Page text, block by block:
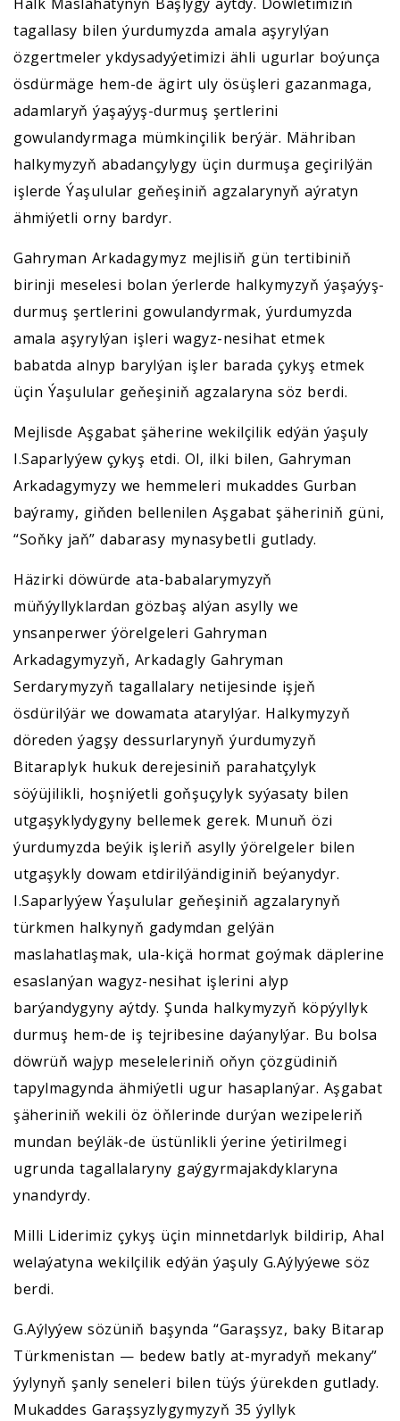
Halk Maslahatynyň Başlygy aýtdy. Döwletimiziň
tagallasy bilen ýurdumyzda amala aşyrylýan
özgertmeler ykdysadyýetimizi ähli ugurlar boýunça
ösdürmäge hem-de ägirt uly ösüşleri gazanmaga,
adamlaryň ýaşaýyş-durmuş şertlerini
gowulandyrmaga mümkinçilik berýär. Mähriban
halkymyzyň abadançylygy üçin durmuşa geçirilýän
işlerde Ýaşulular geňeşiniň agzalarynyň aýratyn
ähmiýetli orny bardyr.
Gahryman Arkadagymyz mejlisiň gün tertibiniň
birinji meselesi bolan ýerlerde halkymyzyň ýaşaýyş-
durmuş şertlerini gowulandyrmak, ýurdumyzda
amala aşyrylýan işleri wagyz-nesihat etmek
babatda alnyp barylýan işler barada çykyş etmek
üçin Ýaşulular geňeşiniň agzalaryna söz berdi.
Mejlisde Aşgabat şäherine wekilçilik edýän ýaşuly
I.Saparlyýew çykyş etdi. Ol, ilki bilen, Gahryman
Arkadagymyzy we hemmeleri mukaddes Gurban
baýramy, giňden bellenilen Aşgabat şäheriniň güni,
“Soňky jaň” dabarasy mynasybetli gutlady.
Häzirki döwürde ata-babalarymyzyň
müňýyllyklardan gözbaş alýan asylly we
ynsanperwer ýörelgeleri Gahryman
Arkadagymyzyň, Arkadagly Gahryman
Serdarymyzyň tagallalary netijesinde işjeň
ösdürilýär we dowamata atarylýar. Halkymyzyň
döreden ýagşy dessurlarynyň ýurdumyzyň
Bitaraplyk hukuk derejesiniň parahatçylyk
söýüjilikli, hoşniýetli goňşuçylyk syýasaty bilen
utgaşyklydygyny bellemek gerek. Munuň özi
ýurdumyzda beýik işleriň asylly ýörelgeler bilen
utgaşykly dowam etdirilýändiginiň beýanydyr.
I.Saparlyýew Ýaşulular geňeşiniň agzalarynyň
türkmen halkynyň gadymdan gelýän
maslahatlaşmak, ula-kiçä hormat goýmak däplerine
esaslanýan wagyz-nesihat işlerini alyp
barýandygyny aýtdy. Şunda halkymyzyň köpýyllyk
durmuş hem-de iş tejribesine daýanylýar. Bu bolsa
döwrüň wajyp meseleleriniň oňyn çözgüdiniň
tapylmagynda ähmiýetli ugur hasaplanýar. Aşgabat
şäheriniň wekili öz öňlerinde durýan wezipeleriň
mundan beýläk-de üstünlikli ýerine ýetirilmegi
ugrunda tagallalaryny gaýgyrmajakdyklaryna
ynandyrdy.
Milli Liderimiz çykyş üçin minnetdarlyk bildirip, Ahal
welaýatyna wekilçilik edýän ýaşuly G.Aýlyýewe söz
berdi.
G.Aýlyýew sözüniň başynda “Garaşsyz, baky Bitarap
Türkmenistan — bedew batly at-myradyň mekany”
ýylynyň şanly seneleri bilen tüýs ýürekden gutlady.
Mukaddes Garaşsyzlygymyzyň 35 ýyllyk